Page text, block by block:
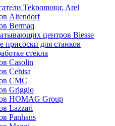
Teknomotor, Arel
Altendorf
Bermaq
центров Biesse
для станков
стекла
Casolin
Cehisa
CMC
Griggio
HOMAG Group
Lazzari
Panhans